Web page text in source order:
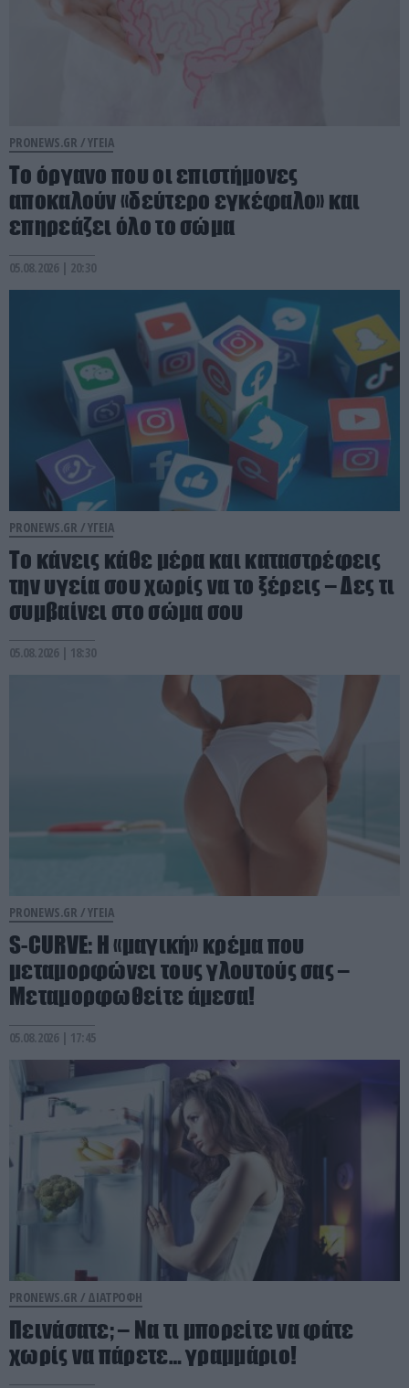
PRONEWS.GR /ΥΓΕΙΑ
Το όργανο που οι επιστήμονες
αποκαλούν «δεύτερο εγκέφαλο» και
επηρεάζει όλο το σώμα
05.08.2026 | 20:30
PRONEWS.GR /ΥΓΕΙΑ
Το κάνεις κάθε μέρα και καταστρέφεις
την υγεία σου χωρίς να το ξέρεις – Δες τι
συμβαίνει στο σώμα σου
05.08.2026 | 18:30
PRONEWS.GR /ΥΓΕΙΑ
S-CURVE: Η «μαγική» κρέμα που
μεταμορφώνει τους γλουτούς σας –
Μεταμορφωθείτε άμεσα!
05.08.2026 | 17:45
PRONEWS.GR / ΔΙΑΤΡΟΦΗ
Πεινάσατε; – Να τι μπορείτε να φάτε
χωρίς να πάρετε… γραμμάριο!